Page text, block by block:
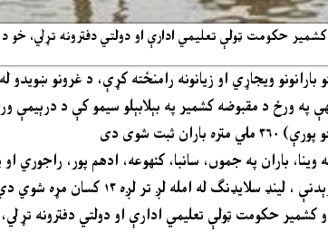
حکومت ټولې تعلیمي ادارې او دولتي دفترونه تړلي، خو
ویجاړي او زیانونه رامنځته کړې، د غرونو ښویدو له امله ۱۳ کسان وژل
په ورځ د مقبوضه کشمیر په بېلابېلو سیمو کې د درېیمې
باران په جموں، سانبا، کٹھوعه، ادهم پور، راجوري
شوي دي. دغه مړینې د دوډه په سیمه او د ویشنو دیوي د زیارت پر لارې شوې دي
حکومت ټولې تعلیمي ادارې او دولتي دفترونه